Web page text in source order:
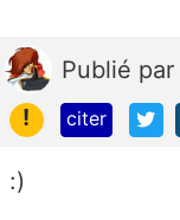
Publié par
!
citer
:)